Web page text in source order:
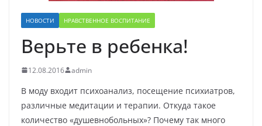
НОВОСТИ НРАВСТВЕННОЕ ВОСПИТАНИЕ
Верьте в ребенка!
12.08.2016 admin
В моду входит психоанализ, посещение психиатров,
различные медитации и терапии. Откуда такое
количество «душевнобольных»? Почему так много